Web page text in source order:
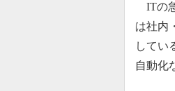
ITの
は社内
してい
自動化